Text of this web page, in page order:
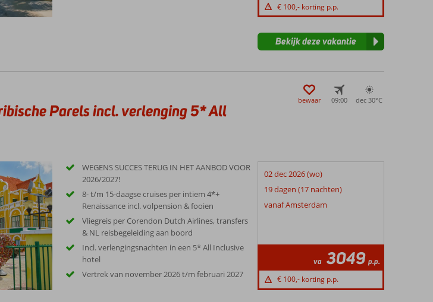
€ 100,- korting p.p.
Bekijk deze vakantie
Parels incl. verlenging 5* All
bewaar 09:00 dec 30°C
WEGENS SUCCES TERUG IN HET AANBOD VOOR
2026/2027!
8- t/m 15-daagse cruises per intiem 4*+
Renaissance incl. volpension & fooien
Vliegreis per Corendon Dutch Airlines, transfers
& NL reisbegeleiding aan boord
Incl. verlengingsnachten in een 5* All Inclusive
hotel
Vertrek van november 2026 t/m februari 2027
02 dec 2026 (wo)
19 dagen (17 nachten)
vanaf Amsterdam
va 3049 p.p.
€ 100,- korting p.p.